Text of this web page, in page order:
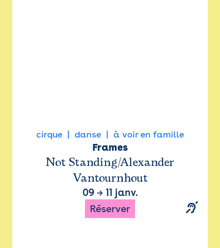
cirque danse à voir en famille
Frames
Not Standing/Alexander
Vantournhout
09→ 11 janv.
Réserver